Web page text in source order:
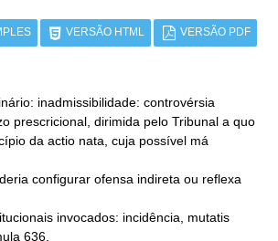
VERSÃO HTML VERSÃO PDF
inadmissibilidade: controvérsia